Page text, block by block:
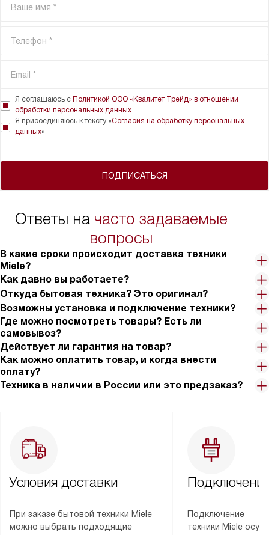
ПОДПИСАТЬСЯ
Я соглашаюсь с Политикой ООО «Квалитет Трейд» в отношении
обработки персональных данных
Я присоединяюсь к тексту «Согласия на обработку персональных
данных»
Ответы на часто задаваемые
вопросы
В какие сроки происходит доставка техники
Miele?
Как давно вы работаете?
Откуда бытовая техника? Это оригинал?
Возможны установка и подключение техники?
Где можно посмотреть товары? Есть ли
самовывоз?
Действует ли гарантия на товар?
Как можно оплатить товар, и когда внести
оплату?
Техника в наличии в России или это предзаказ?
Условия доставки
При заказе бытовой техники Miele
можно выбрать подходящие
Подключение
техники Miele